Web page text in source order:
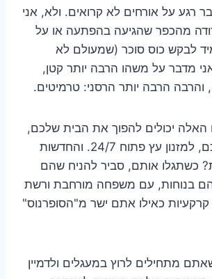
רגע על אורחים לא קרואים. ולא, אני
מהכפר שהגיעה בהפתעה או על
לבקש כוס סוכר (שמעולם לא
מדבר על משהו הרבה יותר קטן,
והרבה הרבה יותר הרסני: טרמיטים.
האלה יכולים להפוך את הבית שלכם,
את המבצר שלכם, למזנון עץ פתוח 24/7. והחדשות
כשתגלו אותם, סביר להניח שהם
בנוחות, עם משפחה מורחבת ורשת
כאילו אתם ישר מ"הסופרנוס"
מתחילים לרוץ במעגלים ולדמיין